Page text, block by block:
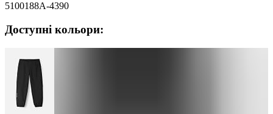
5100188A-4390
Доступні кольори: